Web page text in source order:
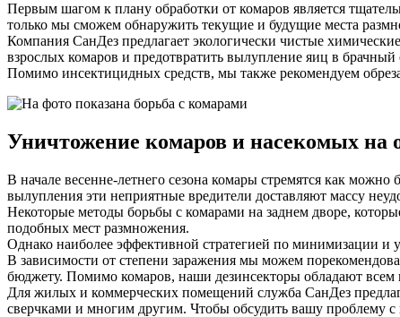
Первым шагом к плану обработки от комаров является
только мы сможем обнаружить текущие и будущие места
Компания СанДез предлагает экологически чистые
взрослых комаров и предотвратить вылупление яиц в брачный
Помимо инсектицидных средств, мы также рекомендуем
Уничтожение комаров и насекомых на
В начале весенне-летнего сезона комары стремятся как
вылупления эти неприятные вредители доставляют массу
Некоторые методы борьбы с комарами на заднем дворе,
подобных мест размножения.
Однако наиболее эффективной стратегией по минимизации и
В зависимости от степени заражения мы можем
бюджету. Помимо комаров, наши дезинсекторы обладают
Для жилых и коммерческих помещений служба СанДез
сверчками и многим другим. Чтобы обсудить вашу проблему